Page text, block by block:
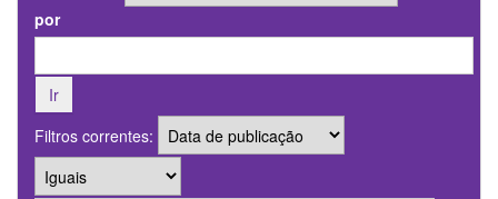
por
Filtros correntes: